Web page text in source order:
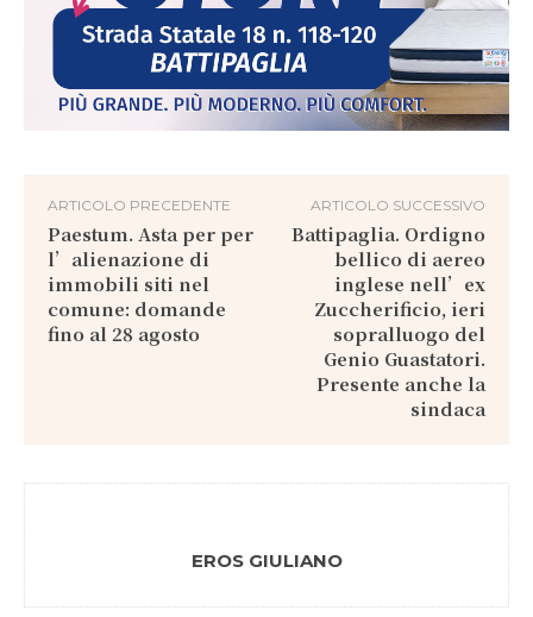
ARTICOLO PRECEDENTE
Paestum. Asta per per
l’alienazione di
immobili siti nel
comune: domande
fino al 28 agosto
ARTICOLO SUCCESSIVO
Battipaglia. Ordigno
bellico di aereo
inglese nell’ex
Zuccherificio, ieri
sopralluogo del
Genio Guastatori.
Presente anche la
sindaca
EROS GIULIANO